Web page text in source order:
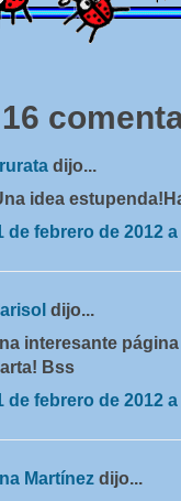
16
dijo...
idea
de febrero de 2012
dijo...
interesante
Bss
de febrero de 2012
Martínez dijo...